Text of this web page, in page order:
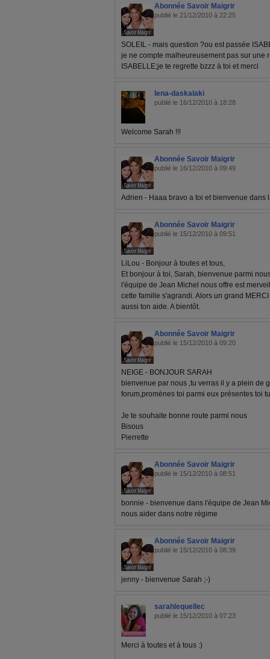
Abonnée Savoir Maigrir
publié le 21/12/2010 à 22:25
SOLEIL - mais question ?ou est passée
je ne compte malheureusement pas sur une
ISABELLE;je te regrette bzzz à toi et merci
lena-daskalaki
publié le 16/12/2010 à 18:28
Welcome Sarah !!!
Abonnée Savoir Maigrir
publié le 16/12/2010 à 09:49
Adrien - Haaa bravo a toi et bienvenue dans
Abonnée Savoir Maigrir
publié le 15/12/2010 à 09:51
LiLou - Bonjour à toutes et tous,
Et bonjour à toi, Sarah, bienvenue parmi
l'équipe de Jean Michel nous offre est
cette famille s'agrandi. Alors un grand
aussi ton aide. A bientôt.
Abonnée Savoir Maigrir
publié le 15/12/2010 à 09:20
NEIGE - BONJOUR SARAH
bienvenue par nous ,tu verras il y a plein de
forum,promènes toi parmi eux présentes toi
Je te souhaite bonne route parmi nous
Bisous
Pierrette
Abonnée Savoir Maigrir
publié le 15/12/2010 à 08:51
bonnie - bienvenue dans l'équipe de Jean
nous aider dans notre régime
Abonnée Savoir Maigrir
publié le 15/12/2010 à 08:39
jenny - bienvenue Sarah ;-)
sarahlequellec
publié le 15/12/2010 à 07:23
Merci à toutes et à tous :)